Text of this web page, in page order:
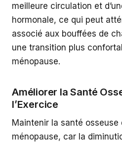
meilleure circulation et
hormonale, ce qui peut
associé aux bouffées de
une transition plus
ménopause.
Améliorer la Santé
l’Exercice
Maintenir la santé
ménopause, car la